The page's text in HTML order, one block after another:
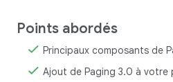
Points abordés
Principaux composants de
Ajout de Paging 3.0 à votre